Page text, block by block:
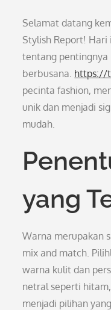
Selamat datang
Stylish Report!
tentang
berbusana. https://
pecinta fashion,
unik dan menjadi
mudah.
yang
Warna merupakan
mix and match.
warna kulit dan
netral seperti
menjadi pilihan